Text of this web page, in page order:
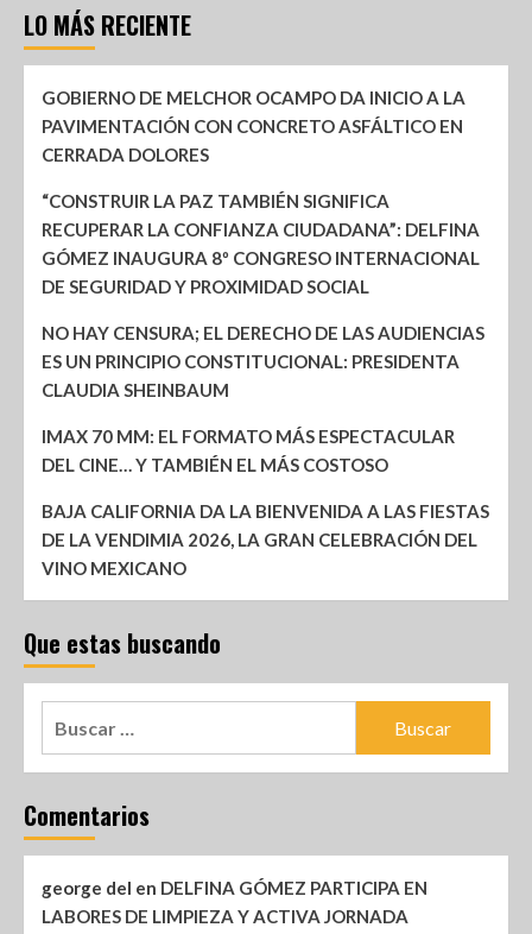
LO MÁS RECIENTE
GOBIERNO DE MELCHOR OCAMPO DA INICIO A LA
PAVIMENTACIÓN CON CONCRETO ASFÁLTICO EN
CERRADA DOLORES
“CONSTRUIR LA PAZ TAMBIÉN SIGNIFICA
RECUPERAR LA CONFIANZA CIUDADANA”: DELFINA
GÓMEZ INAUGURA 8º CONGRESO INTERNACIONAL
DE SEGURIDAD Y PROXIMIDAD SOCIAL
NO HAY CENSURA; EL DERECHO DE LAS AUDIENCIAS
ES UN PRINCIPIO CONSTITUCIONAL: PRESIDENTA
CLAUDIA SHEINBAUM
IMAX 70 MM: EL FORMATO MÁS ESPECTACULAR
DEL CINE… Y TAMBIÉN EL MÁS COSTOSO
BAJA CALIFORNIA DA LA BIENVENIDA A LAS FIESTAS
DE LA VENDIMIA 2026, LA GRAN CELEBRACIÓN DEL
VINO MEXICANO
Que estas buscando
Comentarios
george del en DELFINA GÓMEZ PARTICIPA EN
LABORES DE LIMPIEZA Y ACTIVA JORNADA